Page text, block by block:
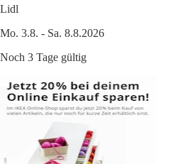
Lidl
Mo. 3.8. - Sa. 8.8.2026
Noch 3 Tage gültig